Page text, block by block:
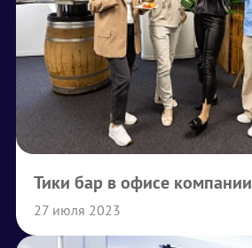
Тики бар в офисе компании
27 июля 2023